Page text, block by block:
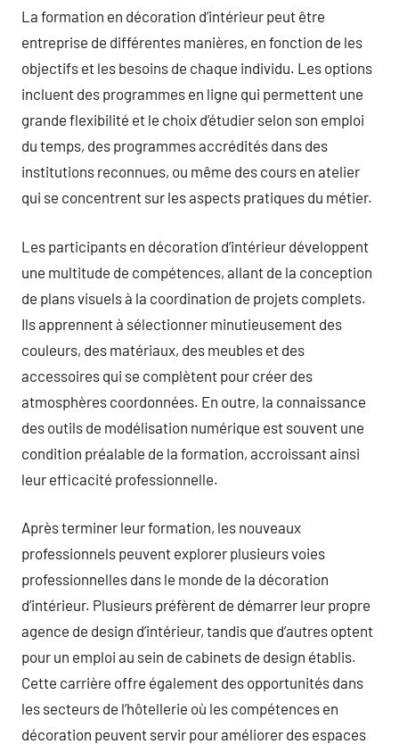
La formation en décoration d’intérieur peut être
entreprise de différentes manières, en fonction de les
objectifs et les besoins de chaque individu. Les options
incluent des programmes en ligne qui permettent une
grande flexibilité et le choix d’étudier selon son emploi
du temps, des programmes accrédités dans des
institutions reconnues, ou même des cours en atelier
qui se concentrent sur les aspects pratiques du métier.
Les participants en décoration d’intérieur développent
une multitude de compétences, allant de la conception
de plans visuels à la coordination de projets complets.
Ils apprennent à sélectionner minutieusement des
couleurs, des matériaux, des meubles et des
accessoires qui se complètent pour créer des
atmosphères coordonnées. En outre, la connaissance
des outils de modélisation numérique est souvent une
condition préalable de la formation, accroissant ainsi
leur efficacité professionnelle.
Après terminer leur formation, les nouveaux
professionnels peuvent explorer plusieurs voies
professionnelles dans le monde de la décoration
d’intérieur. Plusieurs préfèrent de démarrer leur propre
agence de design d’intérieur, tandis que d’autres optent
pour un emploi au sein de cabinets de design établis.
Cette carrière offre également des opportunités dans
les secteurs de l’hôtellerie où les compétences en
décoration peuvent servir pour améliorer des espaces